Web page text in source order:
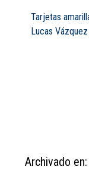
Tarjetas
Lucas Vázquez
Archivado